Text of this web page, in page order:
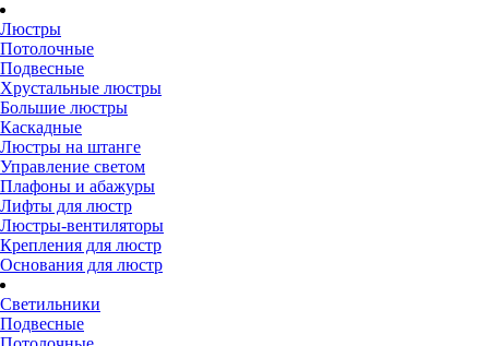
Люстры
Потолочные
Подвесные
Хрустальные люстры
Большие люстры
Каскадные
Люстры на штанге
Управление светом
Плафоны и абажуры
Лифты для люстр
Люстры-вентиляторы
Крепления для люстр
Основания для люстр
Светильники
Подвесные